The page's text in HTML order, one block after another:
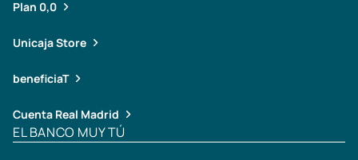
Plan 0,0
Unicaja Store
beneficiaT
Cuenta Real Madrid
EL BANCO MUY TÚ